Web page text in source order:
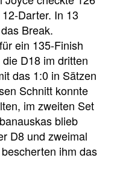
Darter. In 13
Break.
ein 135-Finish
D18 im dritten
das 1:0 in Sätzen
Schnitt konnte
im zweiten Set
blieb
D8 und zweimal
ihm das